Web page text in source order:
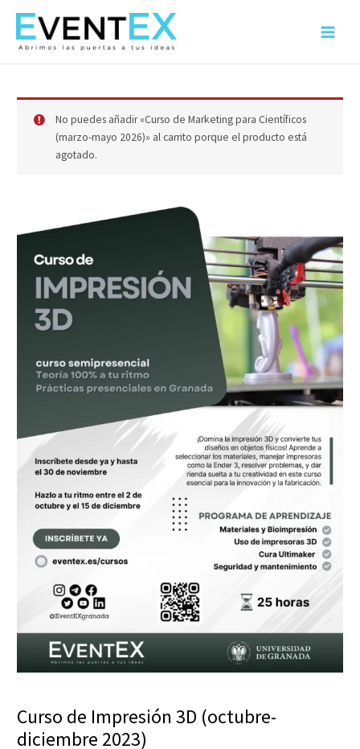
contenido
Main
No puedes añadir «Curso de Marketing para Científicos
(marzo-mayo 2026)» al carrito porque el producto está
agotado.
Curso de Impresión 3D (octubre-
diciembre 2023)